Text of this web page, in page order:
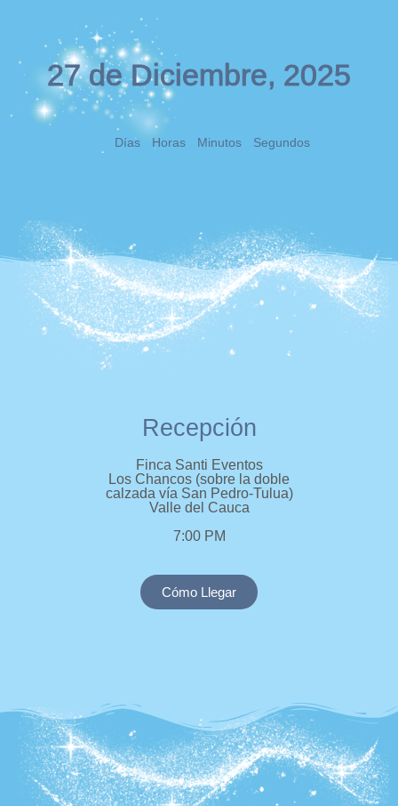
27 de Diciembre, 2025
Días Horas Minutos Segundos
Recepción
Finca Santi Eventos
Los Chancos (sobre la doble
calzada vía San Pedro-Tulua)
Valle del Cauca
7:00 PM
Cómo Llegar